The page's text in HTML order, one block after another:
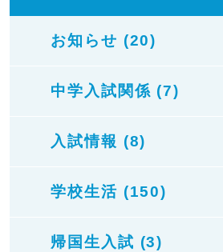
お知らせ (20)
中学入試関係 (7)
入試情報 (8)
学校生活 (150)
帰国生入試 (3)